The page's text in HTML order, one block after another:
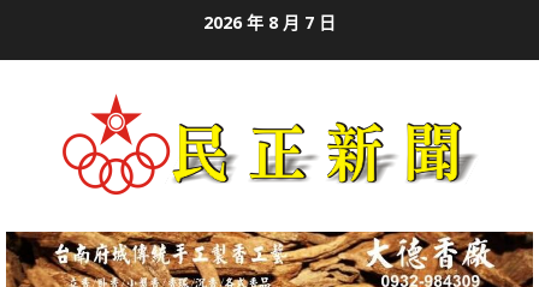
2026 年 8 月 7 日